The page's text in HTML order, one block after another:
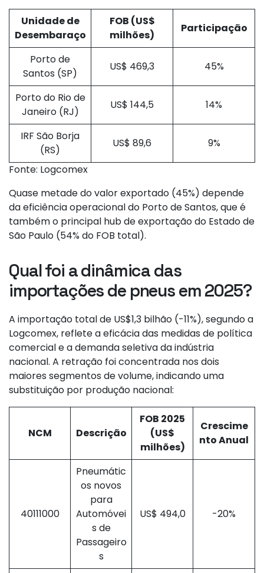
Unidade de
Desembaraço
FOB (US$
milhões)
Participação
Porto de
Santos (SP)
US$ 469,3 45%
Porto do Rio de
Janeiro (RJ)
US$ 144,5 14%
IRF São Borja
(RS)
US$ 89,6
9%
Fonte: Logcomex
Quase metade do valor exportado (45%) depende
da eficiência operacional do Porto de Santos, que é
também o principal hub de exportação do Estado de
São Paulo (54% do FOB total).
Qual foi a dinâmica das
importações de pneus em 2025?
A importação total de US$1,3 bilhão (-11%), segundo a
Logcomex, reflete a eficácia das medidas de política
comercial e a demanda seletiva da indústria
nacional. A retração foi concentrada nos dois
maiores segmentos de volume, indicando uma
substituição por produção nacional:
NCM Descrição
FOB 2025
(US$
milhões)
Crescime
nto Anual
40111000
Pneumátic
os novos
para
Automóvei
s de
Passageiro
s
US$ 494,0 -20%